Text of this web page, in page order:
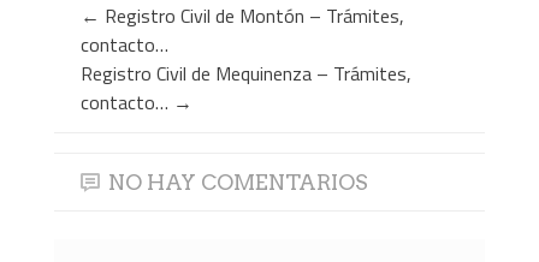
← Registro Civil de Montón – Trámites,
contacto…
Registro Civil de Mequinenza – Trámites,
contacto… →
NO HAY COMENTARIOS